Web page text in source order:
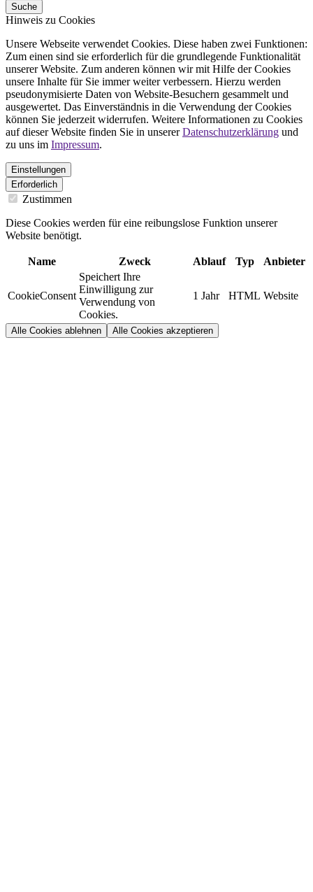
Suche
Hinweis zu Cookies
Unsere Webseite verwendet Cookies. Diese haben zwei Funktionen:
Zum einen sind sie erforderlich für die grundlegende Funktionalität
unserer Website. Zum anderen können wir mit Hilfe der Cookies
unsere Inhalte für Sie immer weiter verbessern. Hierzu werden
pseudonymisierte Daten von Website-Besuchern gesammelt und
ausgewertet. Das Einverständnis in die Verwendung der Cookies
können Sie jederzeit widerrufen. Weitere Informationen zu Cookies
auf dieser Website finden Sie in unsererDatenschutzerklärung und
zu uns im Impressum.
Einstellungen
Erforderlich
Zustimmen
Diese Cookies werden für eine reibungslose Funktion unserer
Website benötigt.
Name Zweck Ablauf Typ Anbieter
CookieConsent
Speichert Ihre
Einwilligung zur
Verwendung von
Cookies.
1 Jahr HTML Website
Alle Cookies ablehnen Alle Cookies akzeptieren